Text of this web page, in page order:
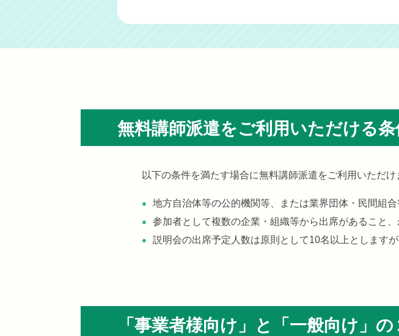
無料講師派遣をご利用 いただける
以下の条件を満たす場合に無料講師派遣をご利用いただけ
地方自治体等の公的機関等、または業界団体・民間組
参加者として複数の企業・組織等から出席があること
説明会の出席予定人数は原則として10名以上とします
「事業者様向け」と 「一般向け」